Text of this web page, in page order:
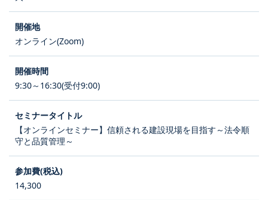
オンライン(Zoom)
9:30～16:30(受付9:00)
【オンラインセミナー】信頼される建設現場を目指す～法令順
守と品質管理～
14,300